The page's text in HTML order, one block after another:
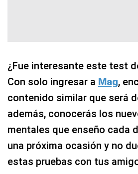
¿Fue interesante este test
Con solo ingresar a Mag,
contenido similar que será
además, conocerás los
mentales que enseño cada
una próxima ocasión y no
estas pruebas con tus